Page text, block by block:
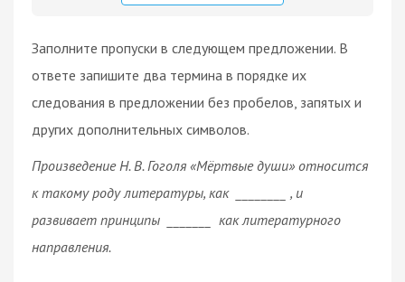
Заполните пропуски в следующем предложении. В
ответе запишите два термина в порядке их
следования в предложении без пробелов, запятых и
других дополнительных символов.
Произведение Н. В. Гоголя «Мёртвые души» относится
к такому роду литературы, как ________ , и
развивает принципы _______ как литературного
направления.